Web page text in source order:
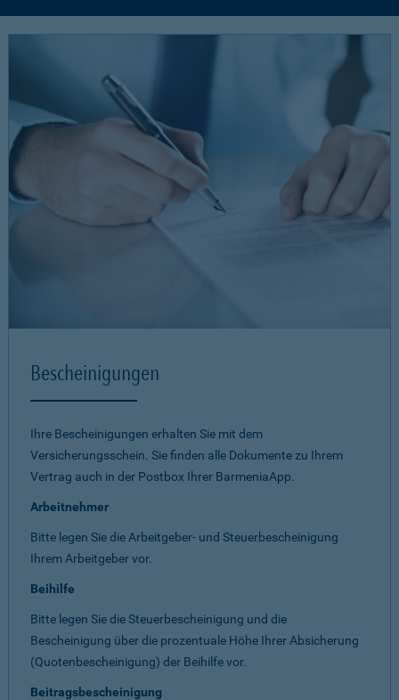
Bescheinigungen
Ihre Bescheinigungen erhalten Sie mit dem
Versicherungsschein. Sie finden alle Dokumente zu Ihrem
Vertrag auch in der Postbox Ihrer BarmeniaApp.
Arbeitnehmer
Bitte legen Sie die Arbeitgeber- und Steuerbescheinigung
Ihrem Arbeitgeber vor.
Beihilfe
Bitte legen Sie die Steuerbescheinigung und die
Bescheinigung über die prozentuale Höhe Ihrer Absicherung
(Quotenbescheinigung) der Beihilfe vor.
Beitragsbescheinigung